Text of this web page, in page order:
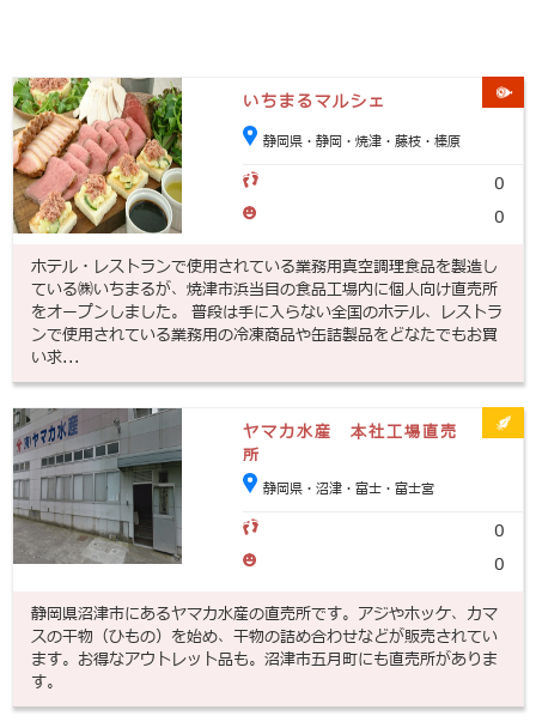
いちまるマルシェ
静岡県・静岡・焼津・藤枝・榛原
0
0
ホテル・レストランで使用されている業務用真空調理食品を製造し
ている㈱いちまるが、焼津市浜当目の食品工場内に個人向け直売所
をオープンしました。 普段は手に入らない全国のホテル、レストラ
ンで使用されている業務用の冷凍商品や缶詰製品をどなたでもお買
い求...
ヤマカ水産 本社工場直売
所
静岡県・沼津・富士・富士宮
0
0
静岡県沼津市にあるヤマカ水産の直売所です。アジやホッケ、カマ
スの干物（ひもの）を始め、干物の詰め合わせなどが販売されてい
ます。お得なアウトレット品も。沼津市五月町にも直売所がありま
す。